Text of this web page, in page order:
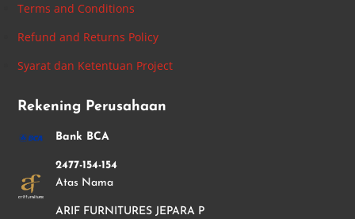
Terms and Conditions
Refund and Returns Policy
Syarat dan Ketentuan Project
Rekening Perusahaan
Bank BCA
2477-154-154
Atas Nama
ARIF FURNITURES JEPARA P